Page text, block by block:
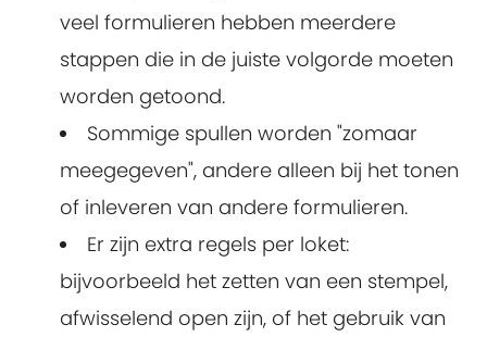
veel formulieren hebben meerdere
stappen die in de juiste volgorde moeten
worden getoond.
Sommige spullen worden "zomaar
meegegeven", andere alleen bij het tonen
of inleveren van andere formulieren.
Er zijn extra regels per loket:
bijvoorbeeld het zetten van een stempel,
afwisselend open zijn, of het gebruik van